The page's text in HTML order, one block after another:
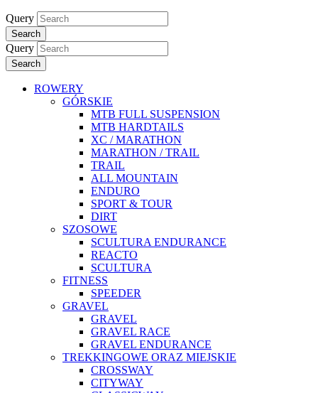
Query
Search
Query
Search
ROWERY
GÓRSKIE
MTB FULL SUSPENSION
MTB HARDTAILS
XC / MARATHON
MARATHON / TRAIL
TRAIL
ALL MOUNTAIN
ENDURO
SPORT & TOUR
DIRT
SZOSOWE
SCULTURA ENDURANCE
REACTO
SCULTURA
FITNESS
SPEEDER
GRAVEL
GRAVEL
GRAVEL RACE
GRAVEL ENDURANCE
TREKKINGOWE ORAZ MIEJSKIE
CROSSWAY
CITYWAY